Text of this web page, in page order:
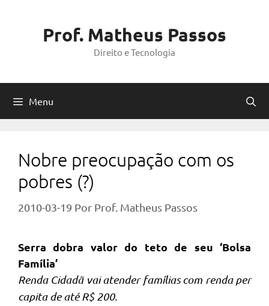
Prof. Matheus Passos
Direito e Tecnologia
Menu
Nobre preocupação com os
pobres (?)
2010-03-19 Por Prof. Matheus Passos
Serra dobra valor do teto de seu ‘Bolsa
Família’
Renda Cidadã vai atender famílias com renda per
capita de até R$ 200.